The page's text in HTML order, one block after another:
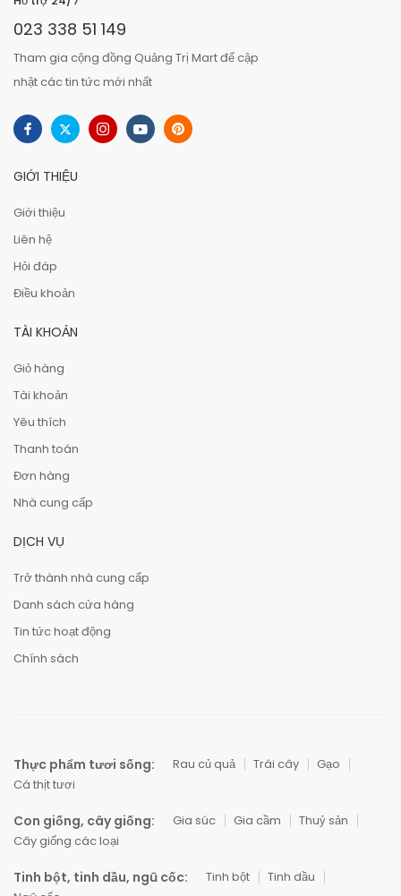
023 338 51 149
Tham gia cộng đồng Quảng Trị Mart để cập
nhật các tin tức mới nhất
GIỚI THIỆU
Giới thiệu
Liên hệ
Hỏi đáp
Điều khoản
TÀI KHOẢN
Giỏ hàng
Tài khoản
Yêu thích
Thanh toán
Đơn hàng
Nhà cung cấp
DỊCH VỤ
Trở thành nhà cung cấp
Danh sách cửa hàng
Tin tức hoạt động
Chính sách
Thực phẩm tươi sống: Rau củ quả Trái cây
Gạo
Cá thịt tươi
Con giống, cây giống: Gia súc Gia cầm
Thuỷ sản
Cây giống các loại
Tinh bột, tinh dầu, ngũ cốc: Tinh bột
Tinh dầu